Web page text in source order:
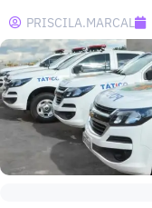
PRISCILA.MARCAL